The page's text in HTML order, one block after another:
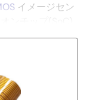
イメージセン
おり、シグナ
いくつかのル
には、
、LDO、モータ
す。 ISPボード